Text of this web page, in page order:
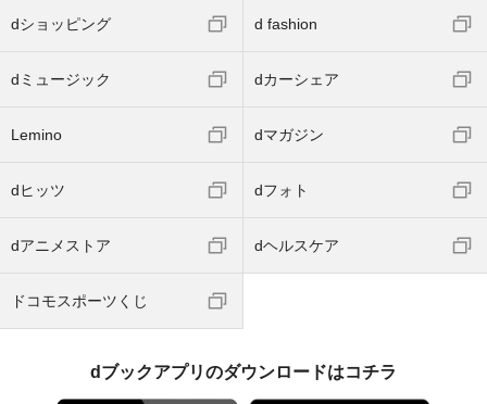
dショッピング d fashion
dミュージック dカーシェア
Lemino dマガジン
dヒッツ dフォト
dアニメストア dヘルスケア
ドコモスポーツくじ
dブックアプリのダウンロードはコチラ